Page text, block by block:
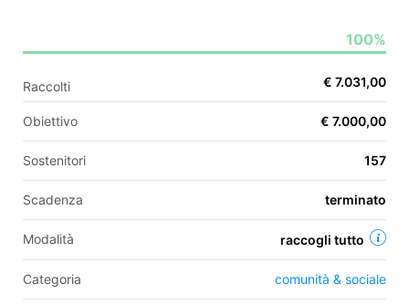
IT
ES
100%
Raccolti € 7.031,00
Obiettivo € 7.000,00
Sostenitori 157
Scadenza terminato
Modalità raccogli tutto
Categoria comunità & sociale